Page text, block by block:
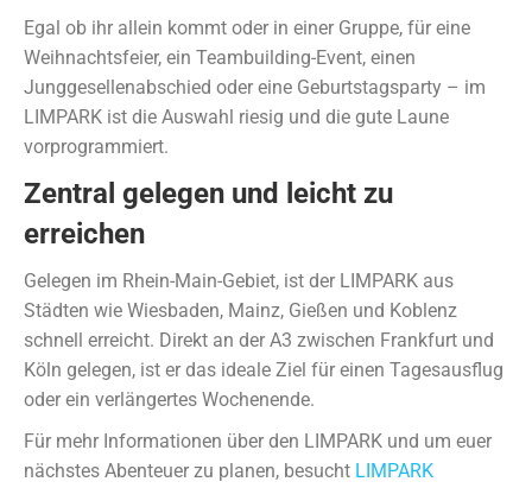
Egal ob ihr allein kommt oder in einer Gruppe, für eine
Weihnachtsfeier, ein Teambuilding-Event, einen
Junggesellenabschied oder eine Geburtstagsparty – im
LIMPARK ist die Auswahl riesig und die gute Laune
vorprogrammiert.
Zentral gelegen und leicht zu
erreichen
Gelegen im Rhein-Main-Gebiet, ist der LIMPARK aus
Städten wie Wiesbaden, Mainz, Gießen und Koblenz
schnell erreicht. Direkt an der A3 zwischen Frankfurt und
Köln gelegen, ist er das ideale Ziel für einen Tagesausflug
oder ein verlängertes Wochenende.
Für mehr Informationen über den LIMPARK und um euer
nächstes Abenteuer zu planen, besucht LIMPARK